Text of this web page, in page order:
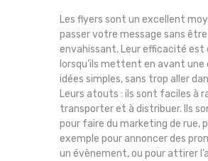
Les flyers sont un excellent
passer votre message sans être
envahissant. Leur efficacité est
lorsqu’ils mettent en avant une
idées simples, sans trop aller
Leurs atouts : ils sont faciles à
transporter et à distribuer. Ils
pour faire du marketing de rue,
exemple pour annoncer des
un évènement, ou pour attirer